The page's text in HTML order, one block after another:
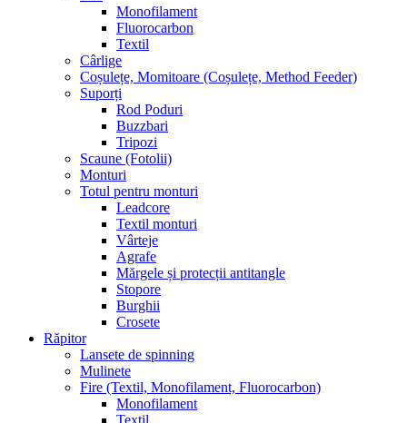
Monofilament
Fluorocarbon
Textil
Cârlige
Coșulețe, Momitoare (Coșulețe, Method Feeder)
Suporți
Rod Poduri
Buzzbari
Tripozi
Scaune (Fotolii)
Monturi
Totul pentru monturi
Leadcore
Textil monturi
Vârteje
Agrafe
Mărgele și protecții antitangle
Stopore
Burghii
Crosete
Răpitor
Lansete de spinning
Mulinete
Fire (Textil, Monofilament, Fluorocarbon)
Monofilament